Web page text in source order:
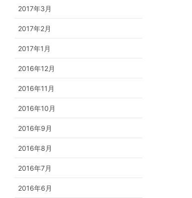
2017年3月
2017年2月
2017年1月
2016年12月
2016年11月
2016年10月
2016年9月
2016年8月
2016年7月
2016年6月